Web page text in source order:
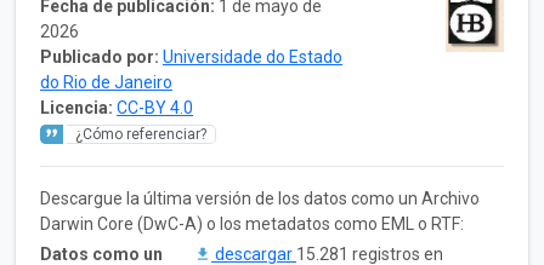
Fecha de publicación: 1 de mayo de
2026
Publicado por: Universidade do Estado
do Rio de Janeiro
Licencia: CC-BY 4.0
¿Cómo referenciar?
Descargue la última versión de los datos como un Archivo
Darwin Core (DwC-A) o los metadatos como EML o RTF:
Datos como un
descargar 15.281 registros en